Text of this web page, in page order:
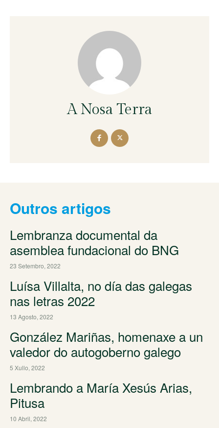
A Nosa Terra
Outros artigos
Lembranza documental da
asemblea fundacional do BNG
23 Setembro, 2022
Luísa Villalta, no día das galegas
nas letras 2022
13 Agosto, 2022
González Mariñas, homenaxe a un
valedor do autogoberno galego
5 Xullo, 2022
Lembrando a María Xesús Arias,
Pitusa
10 Abril, 2022